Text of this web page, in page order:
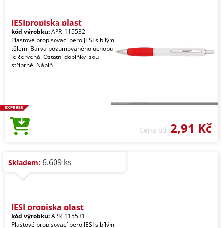
JESIpropiska plast
kód výrobku:APR_115532
Plastové propisovací pero JESI s bílým
tělem. Barva pogumovaného úchopu
je červená. Ostatní doplňky jsou
stříbrné. Náplň
Cena od 2,91 Kč
Skladem: 6.609 ks
JESI propiska plast
kód výrobku:APR_115531
Plastové propisovací pero JESI s bílým